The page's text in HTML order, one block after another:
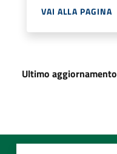
VAI ALLA PAGINA
Ultimo aggiornamento